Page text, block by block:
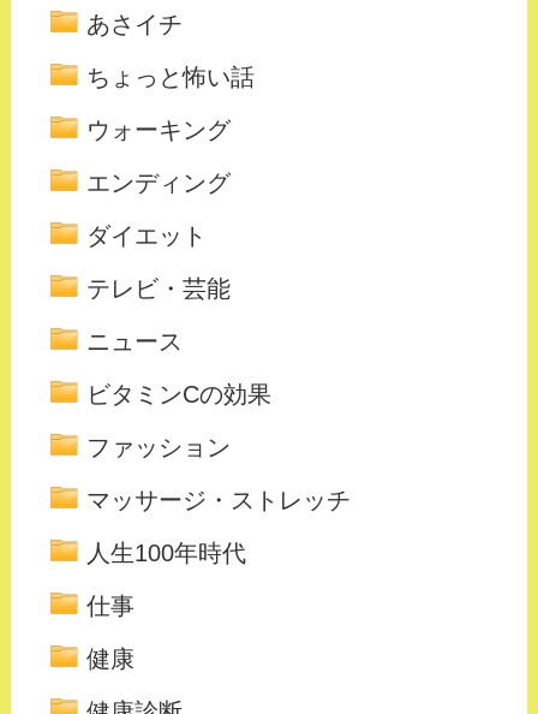
あさイチ
ちょっと怖い話
ウォーキング
エンディング
ダイエット
テレビ・芸能
ニュース
ビタミンCの効果
ファッション
マッサージ・ストレッチ
人生100年時代
仕事
健康